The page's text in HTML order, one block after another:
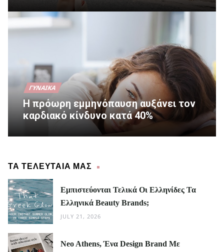
ΓΥΝΑΊΚΑ
Η πρόωρη εμμηνόπαυση αυξάνει τον
καρδιακό κίνδυνο κατά 40%
ΤΑ ΤΕΛΕΥΤΑΙΑ ΜΑΣ
Εμπιστεύονται Τελικά Οι Ελληνίδες Τα
Ελληνικά Beauty Brands;
JULY 21, 2026
Neo Athens, Ένα Design Brand Με